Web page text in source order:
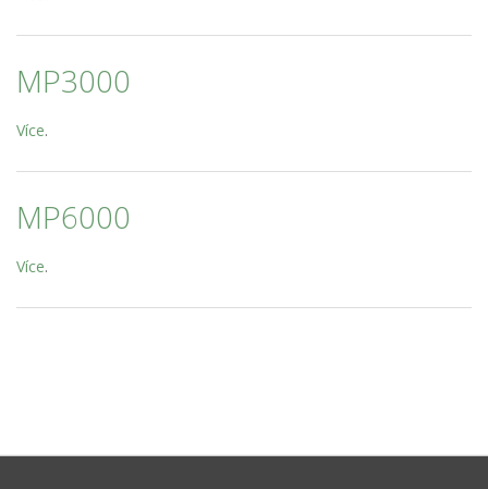
MP3000
Více.
MP6000
Více.